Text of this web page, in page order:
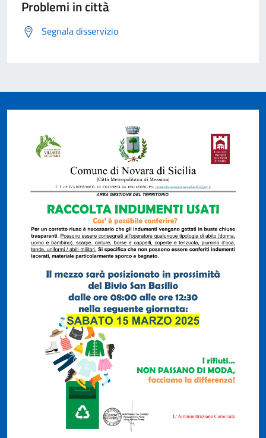
Problemi in città
Segnala disservizio